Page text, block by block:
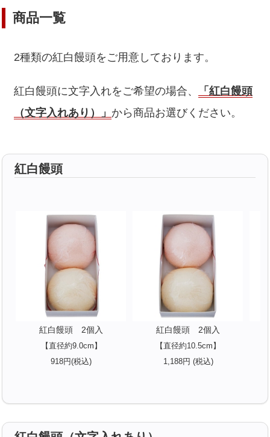
商品一覧
2種類の紅白饅頭をご用意しております。
紅白饅頭に文字入れをご希望の場合、
「紅白饅頭
（文字入れあり）」 から商品お選びください。
紅白饅頭
紅白饅頭 2個入
【直径約9.0cm】
918円(税込)
紅白饅頭 2個入
【直径約10.5cm】
1,188円 (税込)